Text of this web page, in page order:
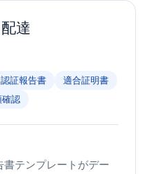
達
認証報告書
適合証明書
確認
テンプレートがデー